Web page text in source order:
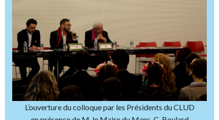
L’ouverture du colloque par les Présidents du CLUD